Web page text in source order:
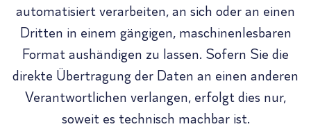
automatisiert verarbeiten, an sich oder an einen
Dritten in einem gängigen, maschinenlesbaren
Format aushändigen zu lassen. Sofern Sie die
direkte Übertragung der Daten an einen anderen
Verantwortlichen verlangen, erfolgt dies nur,
soweit es technisch machbar ist.